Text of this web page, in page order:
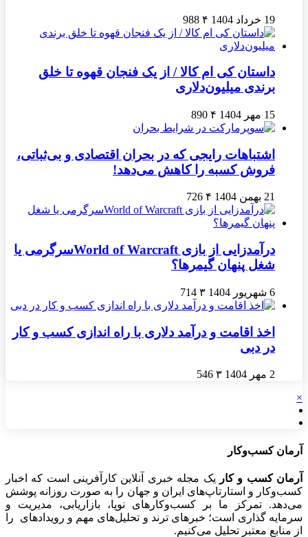
19 خرداد 1404 ۴ 988
داستان کی ام کالا / از یک فنجان قهوه تا خلق
برندی میلیون‌دلاری
15 مهر 1404 ۴ 890
اشتباهات رایجی که در بحران اقتصادی و بی‌ثباتی،
فروش کسبه را کاهش می‌دهد!
21 بهمن 1404 ۴ 726
درآمدزایی از بازی World of Warcraftسرگرمی یا
شغل پنهان گیمرها؟
6 شهریور 1404 ۳ 714
اخذ اقامت و درآمد دلاری با راه اندازی کسب و کار
در دبی
2 مهر 1404 ۳ 546
×
آرمان کسب‌وکار
آرمان کسب و کار
یک مجله خبری آنلاین کارآفرینی است که اخبار
کسب‌وکار و استارتاپ‌های ایران و جهان را به صورت روزانه پوشش
می‌دهد. تمرکز ما بر کسب‌وکارهای نوپا، بازاریابی، مدیریت و
سرمایه گذاری است؛ خبرهای ترند و تحلیل‌های مهم و رویدادهای را
از منابع معتبر تحلیل می‌کنیم.